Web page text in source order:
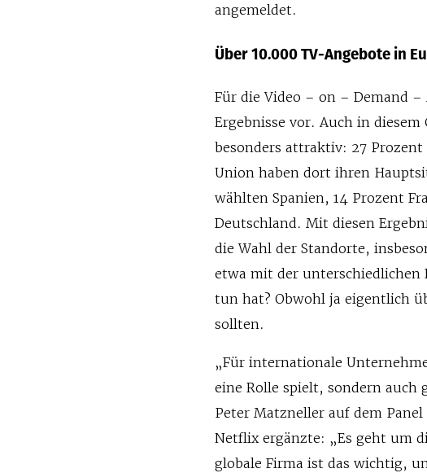
angemeldet.
Über 10.000 TV-Angebote in
Für die Video – on – Demand
Ergebnisse vor. Auch in
besonders attraktiv: 27
Union haben dort ihren
wählten Spanien, 14 Prozent
Deutschland. Mit diesen
die Wahl der Standorte,
etwa mit der unterschiedlichen
tun hat? Obwohl ja eigentlich
sollten.
„Für internationale
eine Rolle spielt, sondern auch
Peter Matzneller auf dem
Netflix ergänzte: „Es geht um
globale Firma ist das wichtig,